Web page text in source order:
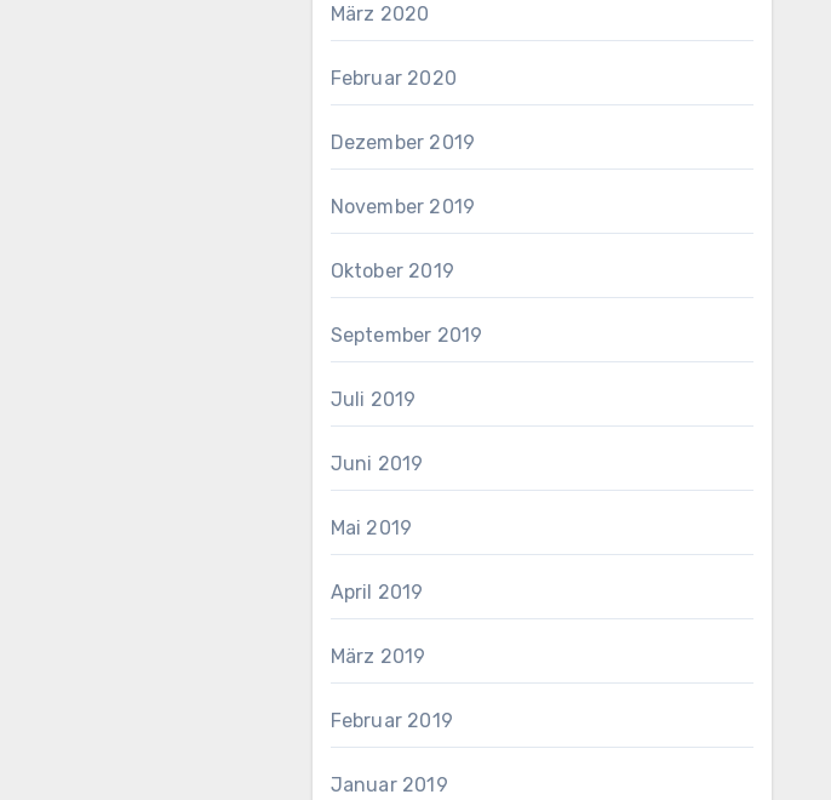
März 2020
Februar 2020
Dezember 2019
November 2019
Oktober 2019
September 2019
Juli 2019
Juni 2019
Mai 2019
April 2019
März 2019
Februar 2019
Januar 2019